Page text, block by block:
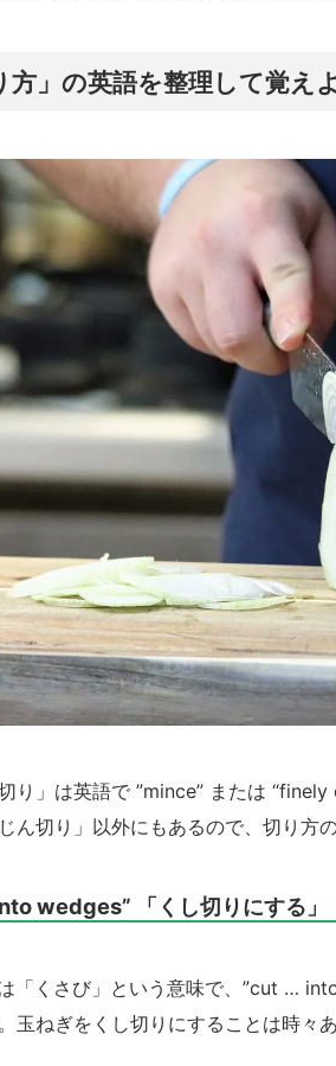
方」の英語を整理して覚え
切り」は英語で ”mince” または
ん切り」以外にもあるので、切り方
wedges” 「くし切りにする」
「くさび」という意味で、”cut …
玉ねぎをくし切りにすることは時々あ